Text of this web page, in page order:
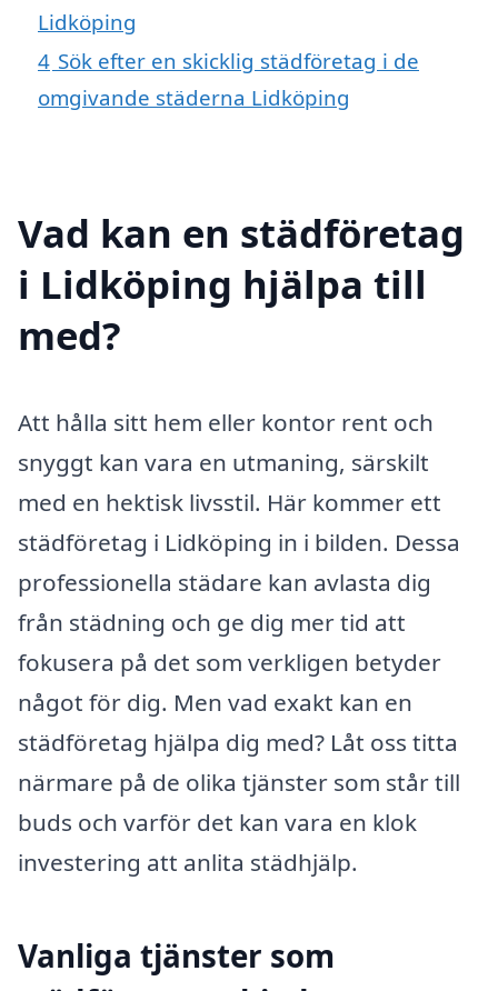
Lidköping
4 Sök efter en skicklig städföretag i de
omgivande städerna Lidköping
Vad kan en städföretag
i Lidköping hjälpa till
med?
Att hålla sitt hem eller kontor rent och
snyggt kan vara en utmaning, särskilt
med en hektisk livsstil. Här kommer ett
städföretag i Lidköping in i bilden. Dessa
professionella städare kan avlasta dig
från städning och ge dig mer tid att
fokusera på det som verkligen betyder
något för dig. Men vad exakt kan en
städföretag hjälpa dig med? Låt oss titta
närmare på de olika tjänster som står till
buds och varför det kan vara en klok
investering att anlita städhjälp.
Vanliga tjänster som